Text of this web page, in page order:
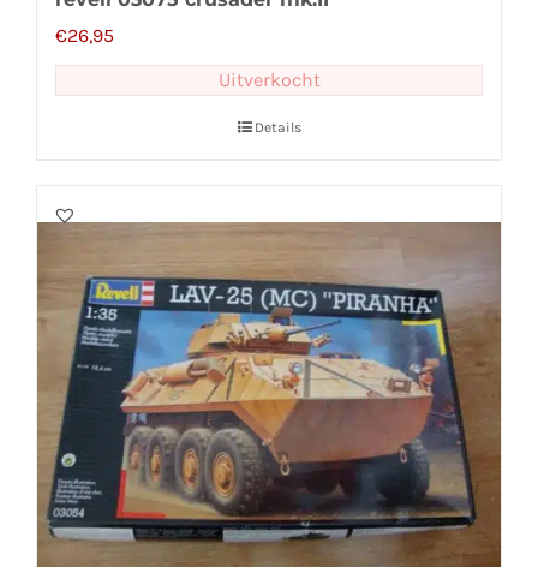
€26,95
Uitverkocht
Details